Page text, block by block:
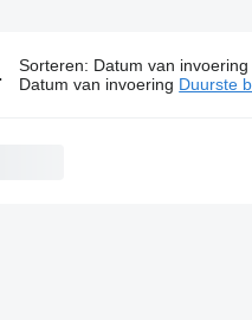
Sorteren: Datum van invoering
Datum van invoering Duurste